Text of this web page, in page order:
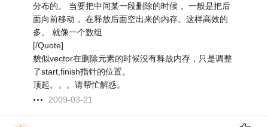
分布的。 当要把中间某一段删除的时候， 一般是把后
面向前移动， 在释放后面空出来的内存。这样高效的
多。 就像一个数组
[/Quote]
貌似vector在删除元素的时候没有释放内存，只是调整
了start,finish指针的位置。
顶起。。。请帮忙解惑。
2009-03-21